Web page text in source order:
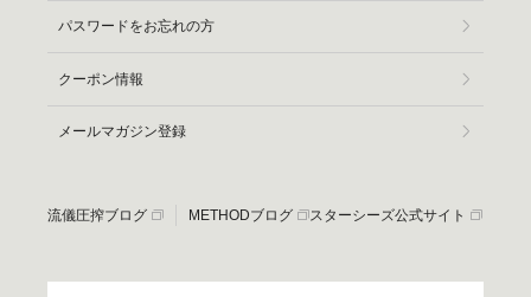
パスワードをお忘れの方
クーポン情報
メールマガジン登録
流儀圧搾ブログ METHODブログ スターシーズ公式サイト